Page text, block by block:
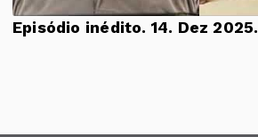
Episódio inédito. 14. Dez 2025.